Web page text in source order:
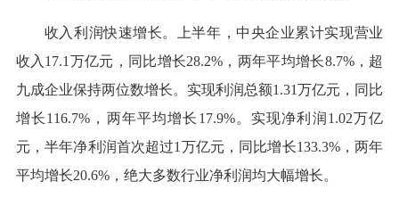
收入利润快速增长。上半年，中央企业累计实现营业
收入17.1万亿元，同比增长28.2%，两年平均增长8.7%，超
九成企业保持两位数增长。实现利润总额1.31万亿元，同比
增长116.7%，两年平均增长17.9%。实现净利润1.02万亿
元，半年净利润首次超过1万亿元，同比增长133.3%，两年
平均增长20.6%，绝大多数行业净利润均大幅增长。